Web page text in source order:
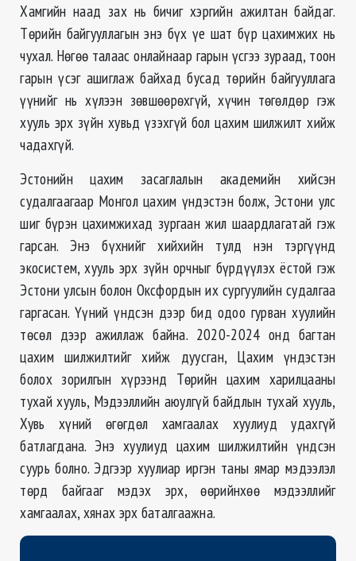
Хамгийн наад зах нь бичиг хэргийн ажилтан байдаг.
Төрийн байгууллагын энэ бүх үе шат бүр цахимжих нь
чухал. Нөгөө талаас онлайнаар гарын үсгээ зураад, тоон
гарын үсэг ашиглаж байхад бусад төрийн байгууллага
үүнийг нь хүлээн зөвшөөрөхгүй, хүчин төгөлдөр гэж
хууль эрх зүйн хувьд үзэхгүй бол цахим шилжилт хийж
чадахгүй.
Эстонийн цахим засаглалын академийн хийсэн
судалгаагаар Монгол цахим үндэстэн болж, Эстони улс
шиг бүрэн цахимжихад зургаан жил шаардлагатай гэж
гарсан. Энэ бүхнийг хийхийн тулд нэн тэргүүнд
экосистем, хууль эрх зүйн орчныг бүрдүүлэх ёстой гэж
Эстони улсын болон Оксфордын их сургуулийн судалгаа
гаргасан. Үүний үндсэн дээр бид одоо гурван хуулийн
төсөл дээр ажиллаж байна. 2020-2024 онд багтан
цахим шилжилтийг хийж дуусган, Цахим үндэстэн
болох зорилгын хүрээнд Төрийн цахим харилцааны
тухай хууль, Мэдээллийн аюулгүй байдлын тухай хууль,
Хувь хүний өгөгдөл хамгаалах хуулиуд удахгүй
батлагдана. Энэ хуулиуд цахим шилжилтийн үндсэн
суурь болно. Эдгээр хуулиар иргэн таны ямар мэдээлэл
төрд байгааг мэдэх эрх, өөрийнхөө мэдээллийг
хамгаалах, хянах эрх баталгаажна.